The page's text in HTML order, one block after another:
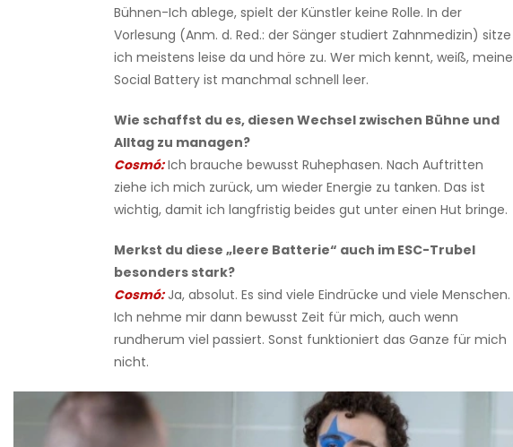
Bühnen-Ich ablege, spielt der Künstler keine Rolle. In der
Vorlesung (Anm. d. Red.: der Sänger studiert Zahnmedizin) sitze
ich meistens leise da und höre zu. Wer mich kennt, weiß, meine
Social Battery ist manchmal schnell leer.
Wie schaffst du es, diesen Wechsel zwischen Bühne und
Alltag zu managen?
Cosmó:Ich brauche bewusst Ruhephasen. Nach Auftritten
ziehe ich mich zurück, um wieder Energie zu tanken. Das ist
wichtig, damit ich langfristig beides gut unter einen Hut bringe.
Merkst du diese „leere Batterie“ auch im ESC-Trubel
besonders stark?
Cosmó:Ja, absolut. Es sind viele Eindrücke und viele Menschen.
Ich nehme mir dann bewusst Zeit für mich, auch wenn
rundherum viel passiert. Sonst funktioniert das Ganze für mich
nicht.